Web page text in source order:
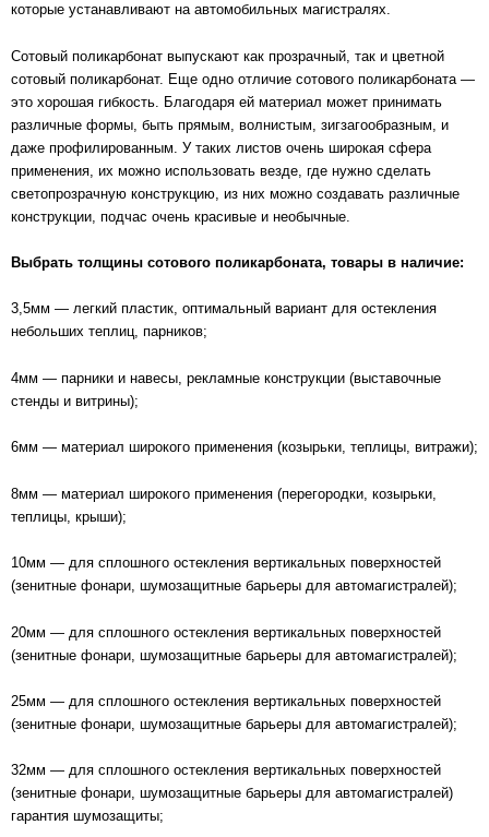
которые устанавливают на автомобильных магистралях.
Сотовый поликарбонат выпускают как прозрачный, так и цветной
сотовый поликарбонат. Еще одно отличие сотового поликарбоната —
это хорошая гибкость. Благодаря ей материал может принимать
различные формы, быть прямым, волнистым, зигзагообразным, и
даже профилированным. У таких листов очень широкая сфера
применения, их можно использовать везде, где нужно сделать
светопрозрачную конструкцию, из них можно создавать различные
конструкции, подчас очень красивые и необычные.
Выбрать толщины сотового поликарбоната, товары в наличие:
3,5мм — легкий пластик, оптимальный вариант для остекления
небольших теплиц, парников;
4мм — парники и навесы, рекламные конструкции (выставочные
стенды и витрины);
6мм — материал широкого применения (козырьки, теплицы, витражи);
8мм — материал широкого применения (перегородки, козырьки,
теплицы, крыши);
10мм — для сплошного остекления вертикальных поверхностей
(зенитные фонари, шумозащитные барьеры для автомагистралей);
20мм — для сплошного остекления вертикальных поверхностей
(зенитные фонари, шумозащитные барьеры для автомагистралей);
25мм — для сплошного остекления вертикальных поверхностей
(зенитные фонари, шумозащитные барьеры для автомагистралей);
32мм — для сплошного остекления вертикальных поверхностей
(зенитные фонари, шумозащитные барьеры для автомагистралей)
гарантия шумозащиты;